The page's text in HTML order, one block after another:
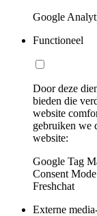
Google
Functioneel
Door deze
bieden die
website
gebruiken we
website:
Google Tag
Consent
Freshchat
Externe